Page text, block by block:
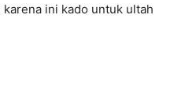
ini kado untuk ultah